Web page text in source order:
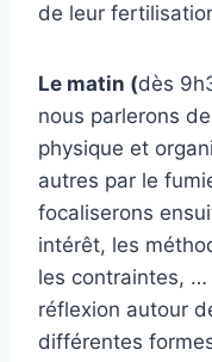
de leur
Le matin (dès
nous parlerons
physique et
autres par le
focaliserons
intérêt, les
les contraintes,
réflexion autour
différentes